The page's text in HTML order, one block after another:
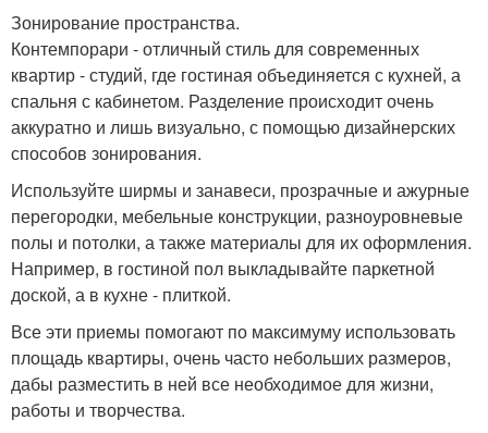
Зонирование пространства.
Контемпорари - отличный стиль для современных
квартир - студий, где гостиная объединяется с кухней, а
спальня с кабинетом. Разделение происходит очень
аккуратно и лишь визуально, с помощью дизайнерских
способов зонирования.
Используйте ширмы и занавеси, прозрачные и ажурные
перегородки, мебельные конструкции, разноуровневые
полы и потолки, а также материалы для их оформления.
Например, в гостиной пол выкладывайте паркетной
доской, а в кухне - плиткой.
Все эти приемы помогают по максимуму использовать
площадь квартиры, очень часто небольших размеров,
дабы разместить в ней все необходимое для жизни,
работы и творчества.